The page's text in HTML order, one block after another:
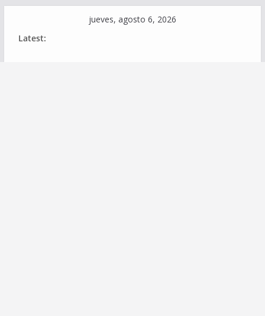
jueves, agosto 6, 2026
Latest: